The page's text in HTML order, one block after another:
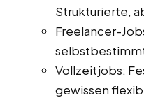
Strukturierte,
Freelancer-
Vollzeitjobs:
gewissen